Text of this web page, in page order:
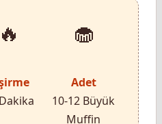
🔥 🧁
Adet
10-12 Büyük
Muffin